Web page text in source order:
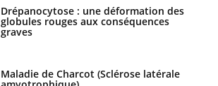
Drépanocytose : une déformation des
globules rouges aux conséquences
graves
Maladie de Charcot (Sclérose latérale